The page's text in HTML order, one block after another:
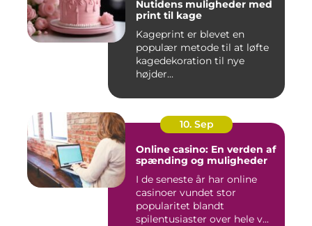
Nutidens muligheder med
print til kage
Kageprint er blevet en
populær metode til at løfte
kagedekoration til nye
højder...
10. Sep
Online casino: En verden af
spænding og muligheder
I de seneste år har online
casinoer vundet stor
popularitet blandt
spilentusiaster over hele v...